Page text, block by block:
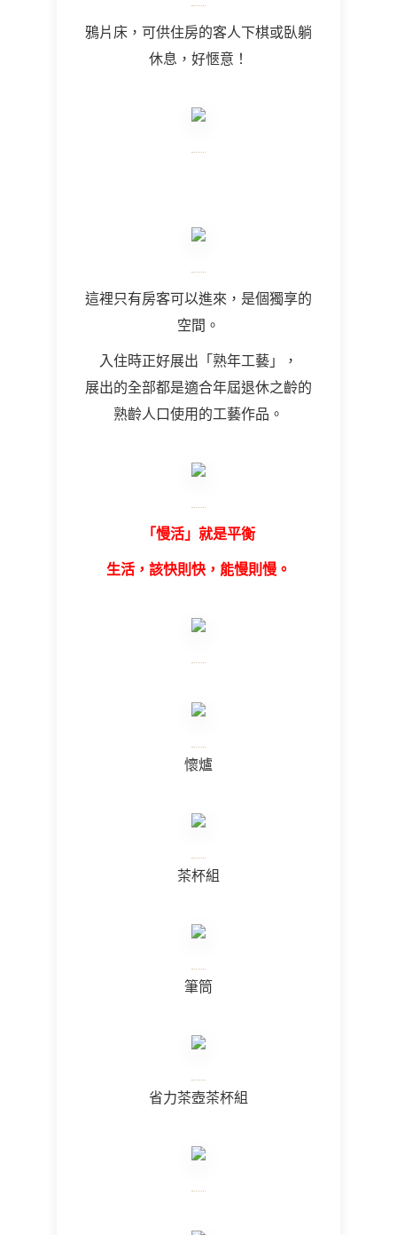
鴉片床，可供住房的客人下棋或臥躺
休息，好愜意！
這裡只有房客可以進來，是個獨享的
空間。
入住時正好展出「熟年工藝」，
展出的全部都是適合年屆退休之齡的
熟齡人口使用的工藝作品。
「慢活」就是平衡
生活，該快則快，能慢則慢。
懷爐
茶杯組
筆筒
省力茶壺茶杯組